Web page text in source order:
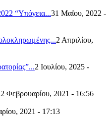
“Υπόγεια...31 Μαΐου, 2022 -
2 Απριλίου,
2 Ιουλίου, 2025 -
Φεβρουαρίου, 2021 - 16:56
2021 - 17:13